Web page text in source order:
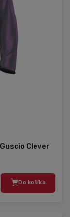
Clever
Do košíka